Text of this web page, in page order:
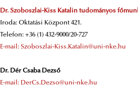
Dr. Szoboszlai-Kiss Katalin tudományos
Iroda: Oktatási Központ 421.
Telefon: +36 (1) 432-9000/20-727
E-mail: Szoboszlai-Kiss.Katalin@uni-nke.hu
Dr. Dér Csaba Dezső
E-mail: DerCs.Dezso@uni-nke.hu